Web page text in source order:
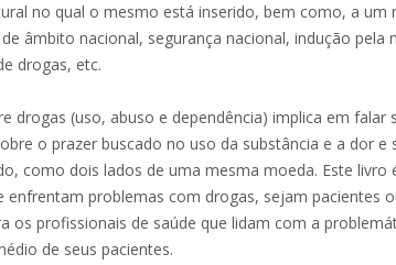
no qual o mesmo está inserido, bem como, a um
âmbito nacional, segurança nacional, indução pela
drogas, etc.
drogas (uso, abuso e dependência) implica em falar
o prazer buscado no uso da substância e a dor e
como dois lados de uma mesma moeda. Este livro
enfrentam problemas com drogas, sejam pacientes
os profissionais de saúde que lidam com a
de seus pacientes.